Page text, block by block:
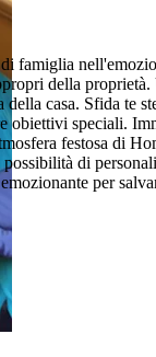
di famiglia
della
casa. Sfida te
obiettivi speciali.
festosa di
di
per